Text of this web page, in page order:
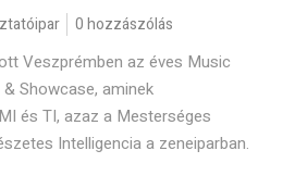
0 hozzászólás
Veszprémben az éves Music
Showcase, aminek
és TI, azaz a Mesterséges
Intelligencia a zeneiparban.